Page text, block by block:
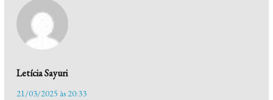
Letícia Sayuri
21/03/2025 às 20:33